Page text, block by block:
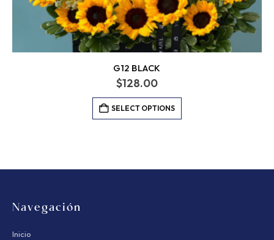
G12 BLACK
$128.00
SELECT OPTIONS
Navegación
Inicio